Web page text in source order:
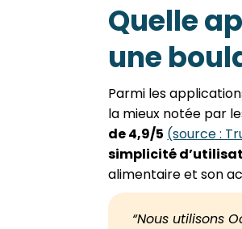
Quelle
une
Parmi les
la mieux notée par
de 4,9/5 (source :
simplicité
alimentaire et son
“Nous utilisons